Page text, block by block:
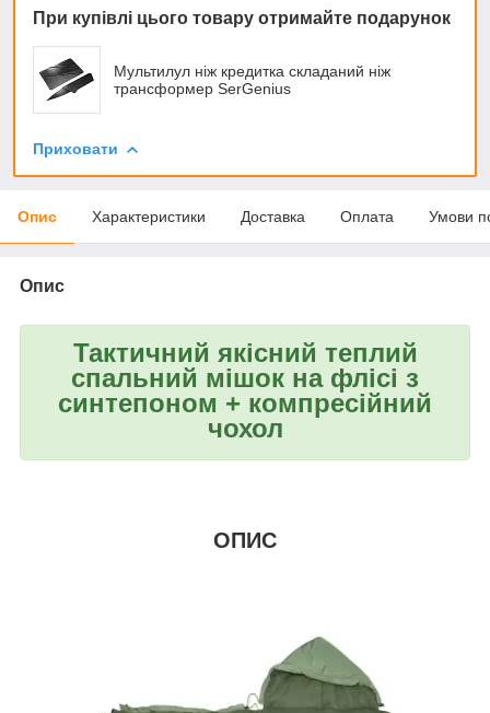
При купівлі цього товару отримайте подарунок
Мультилул ніж кредитка складаний ніж
трансформер SerGenius
Приховати
Опис Характеристики Доставка Оплата Умови
Опис
Тактичний якісний теплий
спальний мішок на флісі з
синтепоном + компресійний
чохол
ОПИС